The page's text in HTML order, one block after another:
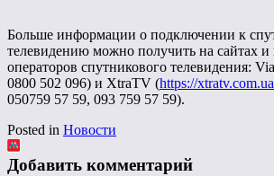
Больше информации о подключении к
телевидению можно получить на сайтах и
операторов спутникового телевидения:
0800 502 096) и XtraTV (https://
050759 57 59, 093 759 57 59).
Posted in Новости
Добавить комментарий